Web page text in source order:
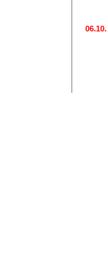
06.10.